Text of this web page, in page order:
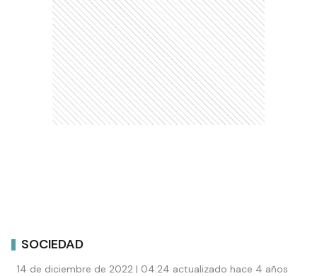
SOCIEDAD
14 de diciembre de 2022 | 04:24 actualizado hace 4 años